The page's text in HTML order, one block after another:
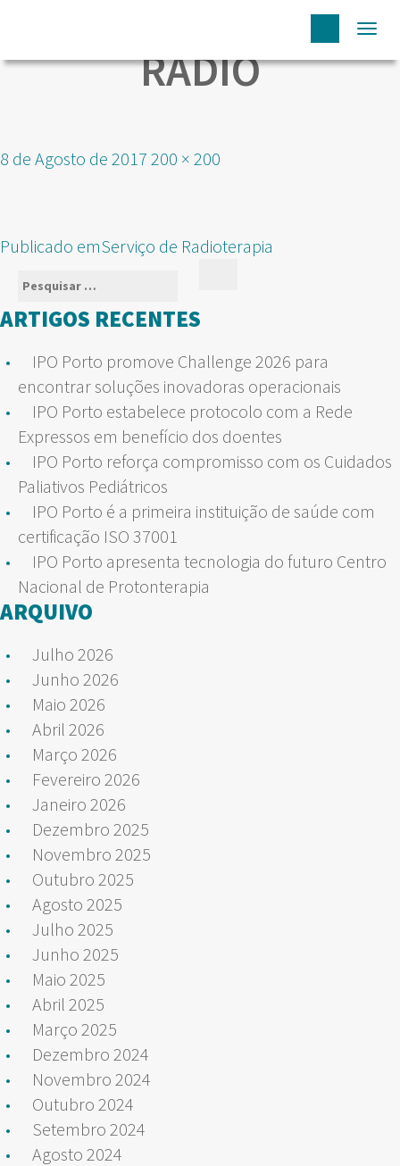
RADIO
Publicado
8 de Agosto de 2017 Tamanho
200 × 200
NAVEGAÇÃO
ARTIGOS
Publicado emServiço de Radioterapia
Pesquisar
por:
ARTIGOS RECENTES
IPO Porto promove Challenge 2026 para
encontrar soluções inovadoras operacionais
IPO Porto estabelece protocolo com a Rede
Expressos em benefício dos doentes
IPO Porto reforça compromisso com os Cuidados
Paliativos Pediátricos
IPO Porto é a primeira instituição de saúde com
certificação ISO 37001
IPO Porto apresenta tecnologia do futuro Centro
Nacional de Protonterapia
ARQUIVO
Julho 2026
Junho 2026
Maio 2026
Abril 2026
Março 2026
Fevereiro 2026
Janeiro 2026
Dezembro 2025
Novembro 2025
Outubro 2025
Agosto 2025
Julho 2025
Junho 2025
Maio 2025
Abril 2025
Março 2025
Dezembro 2024
Novembro 2024
Outubro 2024
Setembro 2024
Agosto 2024